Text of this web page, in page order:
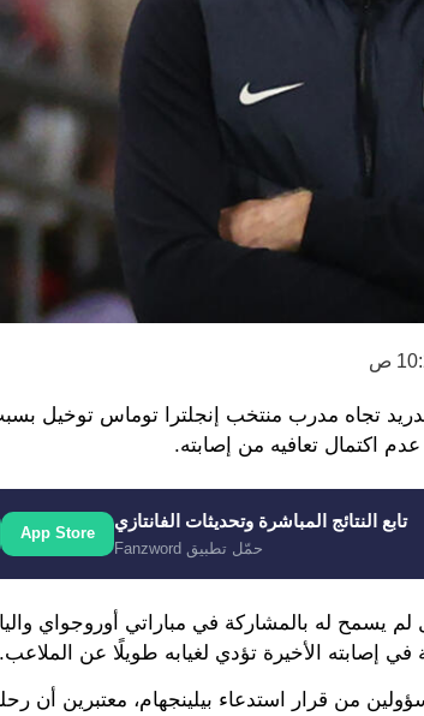
ص
تجاه مدرب منتخب إنجلترا توماس توخيل
اكتمال تعافيه من إصابته.
تابع النتائج المباشرة وتحديثات الفانتازي
حمّل تطبيق Fanzword
App Store
يسمح له بالمشاركة في مباراتي أوروجواي
إصابته الأخيرة تؤدي لغيابه طويلًا عن الملاعب.
من قرار استدعاء بيلينجهام، معتبرين أن